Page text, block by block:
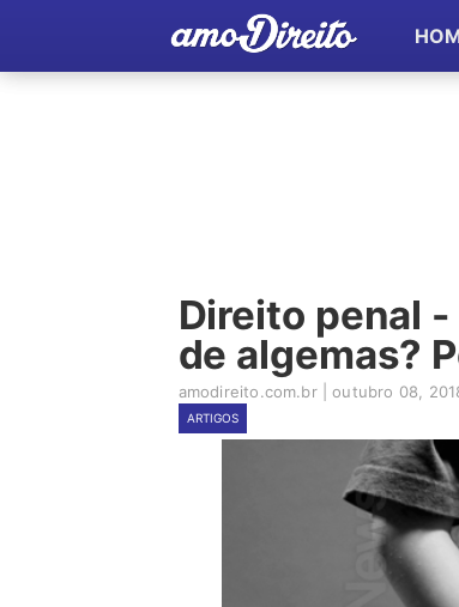
Direito penal
de algemas?
amodireito.com.br outubro 08,
ARTIGOS